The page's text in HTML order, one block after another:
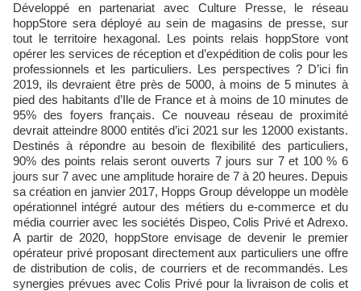
Développé en partenariat avec Culture Presse, le réseau
hoppStore sera déployé au sein de magasins de presse, sur
tout le territoire hexagonal. Les points relais hoppStore vont
opérer les services de réception et d’expédition de colis pour les
professionnels et les particuliers. Les perspectives ? D’ici fin
2019, ils devraient être près de 5000, à moins de 5 minutes à
pied des habitants d’Ile de France et à moins de 10 minutes de
95% des foyers français. Ce nouveau réseau de proximité
devrait atteindre 8000 entités d’ici 2021 sur les 12000 existants.
Destinés à répondre au besoin de flexibilité des particuliers,
90% des points relais seront ouverts 7 jours sur 7 et 100 % 6
jours sur 7 avec une amplitude horaire de 7 à 20 heures. Depuis
sa création en janvier 2017, Hopps Group développe un modèle
opérationnel intégré autour des métiers du e-commerce et du
média courrier avec les sociétés Dispeo, Colis Privé et Adrexo.
A partir de 2020, hoppStore envisage de devenir le premier
opérateur privé proposant directement aux particuliers une offre
de distribution de colis, de courriers et de recommandés. Les
synergies prévues avec Colis Privé pour la livraison de colis et